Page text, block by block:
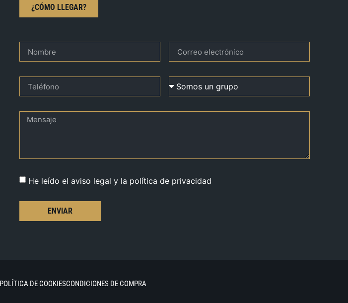
¿CÓMO LLEGAR?
He leído el aviso legal y la política de privacidad
ENVIAR
POLÍTICA DE COOKIESCONDICIONES DE COMPRA